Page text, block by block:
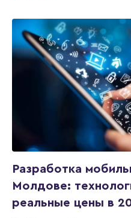
Разработка
Молдове:
реальные цены в